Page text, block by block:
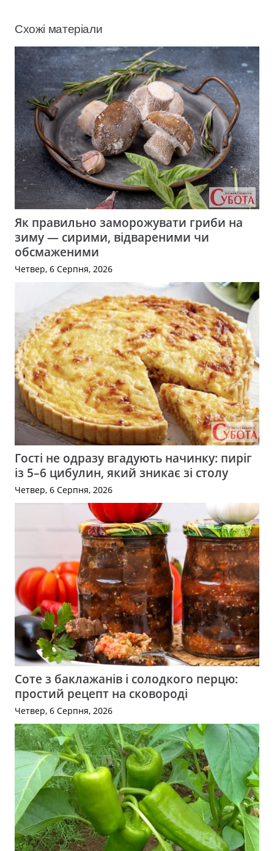
Схожі матеріали
Як правильно заморожувати гриби на
зиму — сирими, відвареними чи
обсмаженими
Четвер, 6 Серпня, 2026
Гості не одразу вгадують начинку: пиріг
із 5–6 цибулин, який зникає зі столу
Четвер, 6 Серпня, 2026
Соте з баклажанів і солодкого перцю:
простий рецепт на сковороді
Четвер, 6 Серпня, 2026